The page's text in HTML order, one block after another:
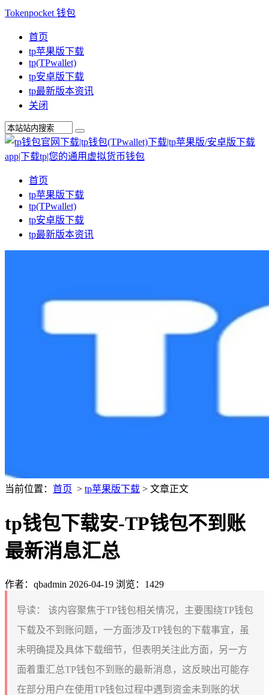
Tokenpocket 钱包
首页
tp苹果版下载
tp(TPwallet)
tp安卓版下载
tp最新版本资讯
关闭
首页
tp苹果版下载
tp(TPwallet)
tp安卓版下载
tp最新版本资讯
当前位置： 首页 > tp苹果版下载 > 文章正文
tp钱包下载安-TP钱包不到账
最新消息汇总
作者：qbadmin 2026-04-19 浏览：1429
导读：
该内容聚焦于TP钱包相关情况，主要围绕TP钱包
下载及不到账问题，一方面涉及TP钱包的下载事宜，虽
未明确提及具体下载细节，但表明关注此方面，另一方
面着重汇总TP钱包不到账的最新消息，这反映出可能存
在部分用户在使用TP钱包过程中遇到资金未到账的状